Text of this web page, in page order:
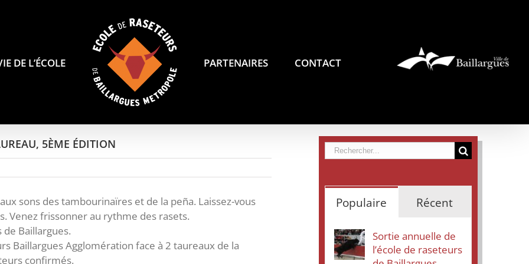
DE L’ÉCOLE PARTENAIRES CONTACT
5ÈME ÉDITION
sons des tambourinaïres et de la peña. Laissez-vous
Venez frissonner au rythme des rasets.
de Baillargues.
Baillargues Agglomération face à 2 taureaux de la
confirmés.
Rechercher
Populaire Récent
Sortie annuelle de
l’école de raseteurs